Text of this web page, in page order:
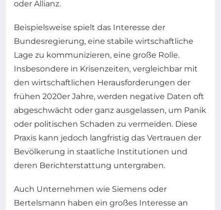
oder Allianz.
Beispielsweise spielt das Interesse der
Bundesregierung, eine stabile wirtschaftliche
Lage zu kommunizieren, eine große Rolle.
Insbesondere in Krisenzeiten, vergleichbar mit
den wirtschaftlichen Herausforderungen der
frühen 2020er Jahre, werden negative Daten oft
abgeschwächt oder ganz ausgelassen, um Panik
oder politischen Schaden zu vermeiden. Diese
Praxis kann jedoch langfristig das Vertrauen der
Bevölkerung in staatliche Institutionen und
deren Berichterstattung untergraben.
Auch Unternehmen wie Siemens oder
Bertelsmann haben ein großes Interesse an